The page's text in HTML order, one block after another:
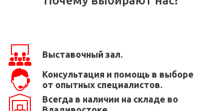
Выставочный зал.
Консультация и помощь в выборе
от опытных специалистов.
Всегда в наличии на складе во